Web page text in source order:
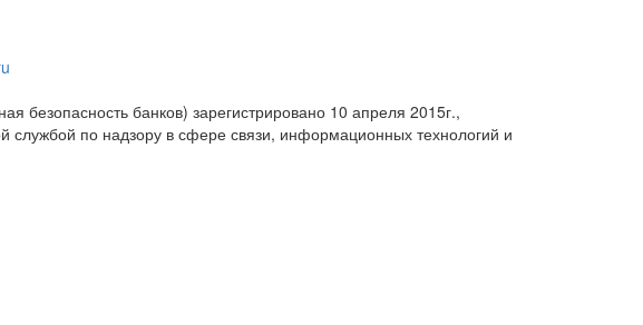
безопасность банков) зарегистрировано 10 апреля 2015г.,
службой по надзору в сфере связи, информационных технологий и